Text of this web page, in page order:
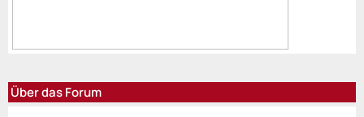
Über das Forum